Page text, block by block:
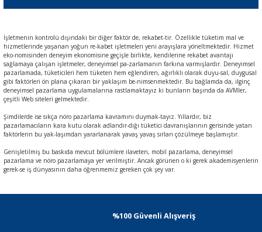
İşletmenin kontrolü dışındaki bir diğer faktör de, rekabet-tir. Özellikle tüketim mal ve
hizmetlerinde yaşanan yoğun re-kabet işletmeleri yeni arayışlara yöneltmektedir. Hizmet
eko-nomisinden deneyim ekonomisine geçişle birlikte, kendilerine rekabet avantajı
sağlamaya çalışan işletmeler, deneyimsel pa-zarlamanın farkına varmışlardır. Deneyimsel
pazarlamada, tüketicileri hem tüketen hem eğlendiren, ağırlıklı olarak duyu-sal, duygusal
gibi faktörleri ön plana çıkaran bir yaklaşım be-nimsenmektedir. Bu bağlamda da, ilginç
deneyimsel pazarlama uygulamalarına rastlamaktayız ki bunların başında da AVMler,
çeşitli Web siteleri gelmektedir.
Şimdilerde ise sıkça nöro pazarlama kavramını duymak-tayız. Yıllardır, biz
pazarlamacıların kara kutu olarak adlandır-dığı tüketici davranışlarının gerisinde yatan
faktörlerin bu yak-laşımdan yararlanarak yavaş yavaş sırları çözülmeye başlamıştır.
Genişletilmiş bu baskıda mevcut bölümlere ilaveten, mobil pazarlama, deneyimsel
pazarlama ve nöro pazarlamaya yer verilmiştir. Ancak görünen o ki gerek akademisyenlerin
gerek-se iş dünyasının daha öğrenmemiz gereken çok şey var.
%100 Güvenli Alışveriş